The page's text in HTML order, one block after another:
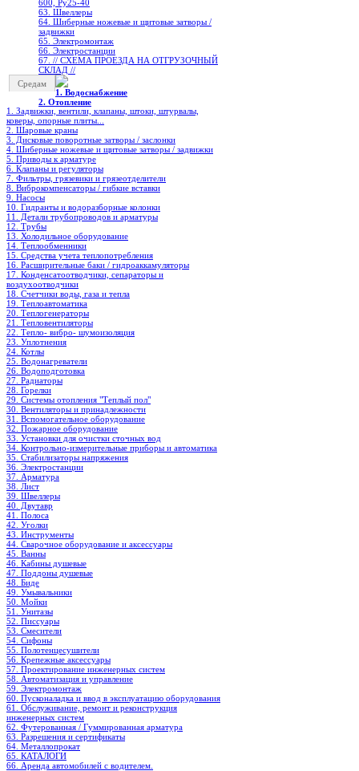
600, Ру25-40
63. Швеллеры
64. Шиберные ножевые и щитовые затворы /
задвижки
65. Электромонтаж
66. Электростанции
67. // СХЕМА ПРОЕЗДА НА ОТГРУЗОЧНЫЙ
СКЛАД //
Средам
1. Водоснабжение
2. Отопление
1. Задвижки, вентили, клапаны, штоки, штурвалы,
коверы, опорные плиты...
2. Шаровые краны
3. Дисковые поворотные затворы / заслонки
4. Шиберные ножевые и щитовые затворы / задвижки
5. Приводы к арматуре
6. Клапаны и регуляторы
7. Фильтры, грязевики и грязеотделители
8. Виброкомпенсаторы / гибкие вставки
9. Насосы
10. Гидранты и водоразборные колонки
11. Детали трубопроводов и арматуры
12. Трубы
13. Холодильное oборудование
14. Теплообменники
15. Средства учета теплопотребления
16. Расширительные баки / гидроаккамуляторы
17. Конденсатоотводчики, сепараторы и
воздухоотводчики
18. Счетчики воды, газа и тепла
19. Теплоавтоматика
20. Теплогенераторы
21. Тепловентиляторы
22. Тепло- вибро- шумоизоляция
23. Уплотнения
24. Котлы
25. Водонагреватели
26. Водоподготовка
27. Радиаторы
28. Горелки
29. Системы отопления "Теплый пол"
30. Вентиляторы и принадлежности
31. Вспомогательное оборудование
32. Пожарное оборудование
33. Установки для очистки сточных вод
34. Контрольно-измерительные приборы и автоматика
35. Стабилизаторы напряжения
36. Электростанции
37. Арматура
38. Лист
39. Швеллеры
40. Двутавр
41. Полоса
42. Уголки
43. Инструменты
44. Сварочное оборудование и аксессуары
45. Ванны
46. Кабины душевые
47. Поддоны душевые
48. Биде
49. Умывальники
50. Мойки
51. Унитазы
52. Писсуары
53. Смесители
54. Сифоны
55. Полотенцесушители
56. Крепежные аксессуары
57. Проектирование инженерных систем
58. Автоматизация и управление
59. Электромонтаж
60. Пусконаладка и ввод в эксплуатацию оборудования
61. Обслуживание, ремонт и реконструкция
инженерных систем
62. Футерованная / Гуммированная арматура
63. Разрешения и сертификаты
64. Металлопрокат
65. КАТАЛОГИ
66. Аренда автомобилей с водителем.